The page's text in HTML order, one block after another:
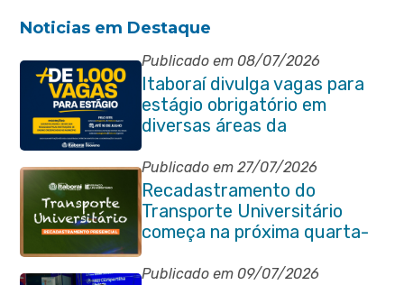
Noticias em Destaque
Publicado em 08/07/2026
Itaboraí divulga vagas para
estágio obrigatório em
diversas áreas da
administração pública
Publicado em 27/07/2026
Recadastramento do
Transporte Universitário
começa na próxima quarta-
feira (29/07)
Publicado em 09/07/2026